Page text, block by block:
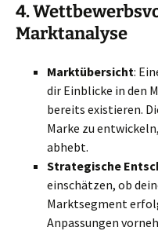
4.
Marktanalyse
Marktübersicht:
dir Einblicke in den
bereits existieren.
Marke zu
abhebt.
Strategische
einschätzen, ob
Marktsegment
Anpassungen